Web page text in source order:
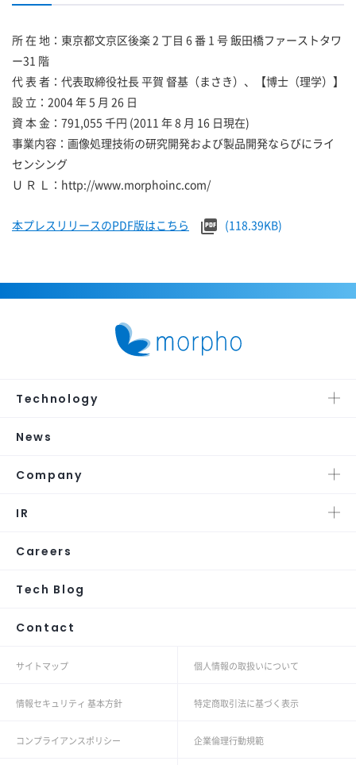
所 在 地：東京都文京区後楽 2 丁目 6 番 1 号 飯田橋ファーストタワ
ー31 階
代 表 者：代表取締役社長 平賀 督基（まさき）、【博士（理学）】
設 立：2004 年 5 月 26 日
資 本 金：791,055 千円 (2011 年 8 月 16 日現在)
事業内容：画像処理技術の研究開発および製品開発ならびにライ
センシング
Ｕ Ｒ Ｌ：http://www.morphoinc.com/
本プレスリリースのPDF版はこちら (118.39KB)
Technology
News
Company
IR
Careers
Tech Blog
Contact
サイトマップ 個人情報の取扱いについて
情報セキュリティ 基本方針 特定商取引法に基づく表示
コンプライアンスポリシー 企業倫理行動規範